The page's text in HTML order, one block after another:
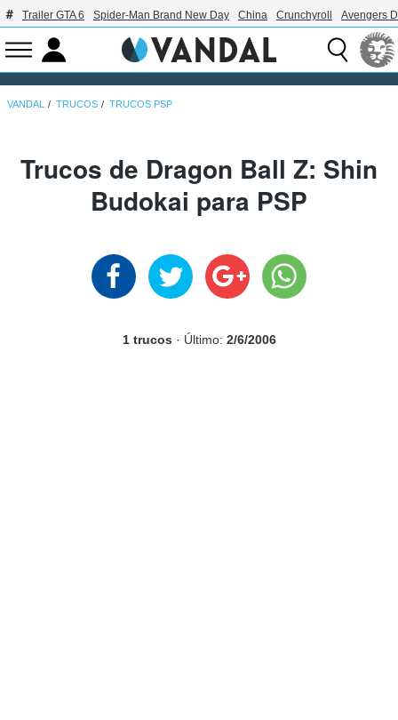
Trailer GTA 6 Spider-Man Brand New Day China Crunchyroll Avengers
VANDAL TRUCOS TRUCOS PSP
Trucos de Dragon Ball Z: Shin
Budokai para PSP
1 trucos · Último: 2/6/2006